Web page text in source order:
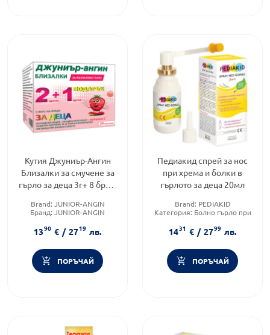
Кутия Джуниър-Ангин
Близалки за смучене за
гърло за деца 3г+ 8 броя,
Brand: JUNIOR-ANGIN
Бранд: JUNIOR-ANGIN
1390 € / 2719 лв.
ПОРЪЧАЙ
Педиакид спрей за нос
при хрема и болки в
гърлото за деца 20мл
Brand: PEDIAKID
Категория: Болно гърло при
Предназначено за:деца/
бебета
1431 € / 2799 лв.
ПОРЪЧАЙ